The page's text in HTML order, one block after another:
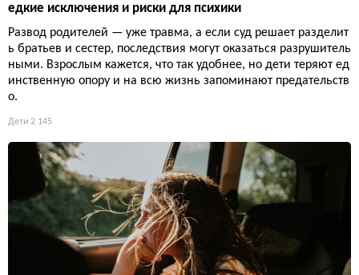
едкие исключения и риски для психики
Развод родителей — уже травма, а если суд решает разделит
ь братьев и сестер, последствия могут оказаться разрушитель
ными. Взрослым кажется, что так удобнее, но дети теряют ед
инственную опору и на всю жизнь запоминают предательств
о.
Дети 2 145